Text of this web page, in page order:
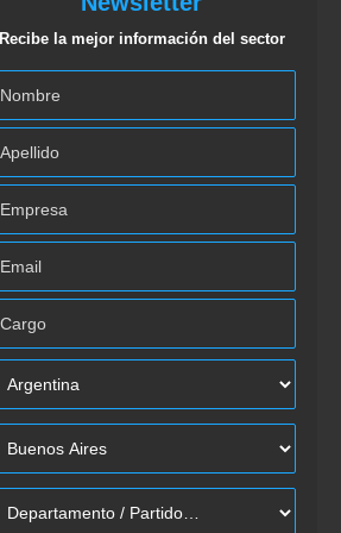
Recibe la mejor información del sector